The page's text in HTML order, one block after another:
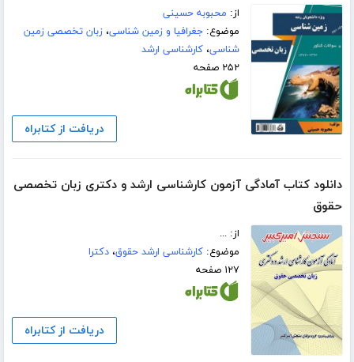
از: محبوبه حسینی
موضوع:جغرافیا و زمین شناسی،زبان تخصصی زمین
شناسی،کارشناسی ارشد
۲۵۲ صفحه
دریافت از کتابراه
دانلود کتاب آمادگی آزمون کارشناسی ارشد و دکتری زبان تخصصی
حقوق
از: ...
موضوع:کارشناسی ارشد حقوق،دکترا
۱۲۷ صفحه
دریافت از کتابراه